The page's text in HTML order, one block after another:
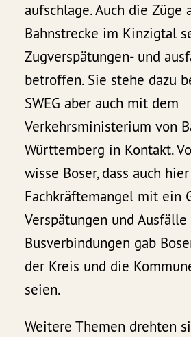
aufschlage. Auch die Züge
Bahnstrecke im Kinzigtal
Zugverspätungen- und
betroffen. Sie stehe dazu
SWEG aber auch mit dem
Verkehrsministerium von
Württemberg in Kontakt.
wisse Boser, dass auch
Fachkräftemangel mit ein
Verspätungen und
Busverbindungen gab
der Kreis und die
seien.
Weitere Themen drehten